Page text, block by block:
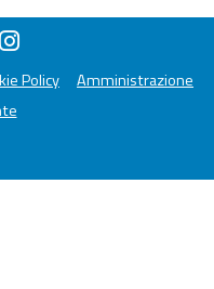
Policy
Amministrazione